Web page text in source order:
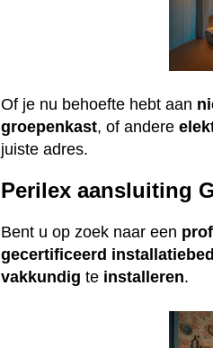
Of je nu behoefte hebt aan
groepenkast, of andere
juiste adres.
Perilex aansluiting
Bent u op zoek naar een
gecertificeerd
vakkundig te installeren.